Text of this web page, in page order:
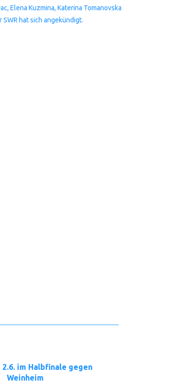
Elena Kuzmina, Katerina Tomanovska
hat sich angekündigt.
im Halbfinale gegen
Weinheim